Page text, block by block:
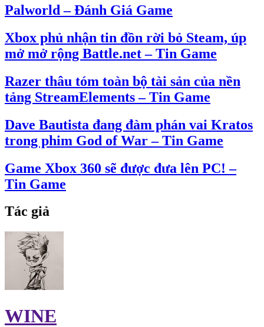
Palworld – Đánh Giá Game
Xbox phủ nhận tin đồn rời bỏ Steam, úp
mở mở rộng Battle.net – Tin Game
Razer thâu tóm toàn bộ tài sản của nền
tảng StreamElements – Tin Game
Dave Bautista đang đàm phán vai Kratos
trong phim God of War – Tin Game
Game Xbox 360 sẽ được đưa lên PC! –
Tin Game
Tác giả
WINE